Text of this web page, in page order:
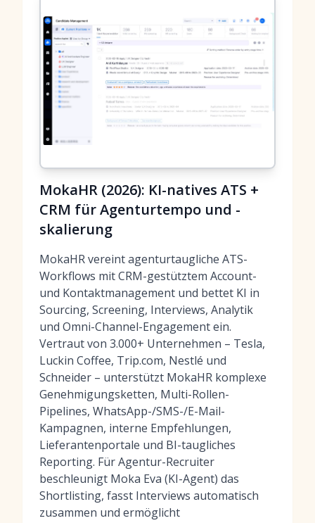
MokaHR (2026): KI-natives ATS +
CRM für Agenturtempo und -
skalierung
MokaHR vereint agenturtaugliche ATS-
Workflows mit CRM-gestütztem Account-
und Kontaktmanagement und bettet KI in
Sourcing, Screening, Interviews, Analytik
und Omni-Channel-Engagement ein.
Vertraut von 3.000+ Unternehmen – Tesla,
Luckin Coffee, Trip.com, Nestlé und
Schneider – unterstützt MokaHR komplexe
Genehmigungsketten, Multi-Rollen-
Pipelines, WhatsApp-/SMS-/E-Mail-
Kampagnen, interne Empfehlungen,
Lieferantenportale und BI-taugliches
Reporting. Für Agentur-Recruiter
beschleunigt Moka Eva (KI-Agent) das
Shortlisting, fasst Interviews automatisch
zusammen und ermöglicht